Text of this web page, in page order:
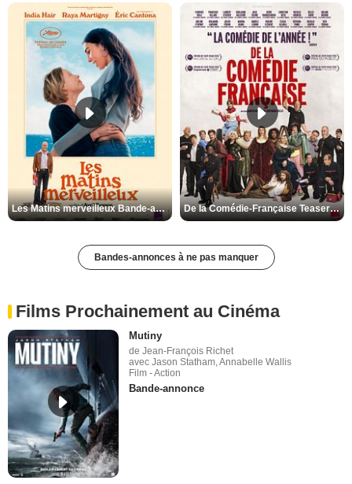
Les Matins merveilleux Bande-annonce VF De la Comédie-Française Teaser VF
Bandes-annonces à ne pas manquer
Films Prochainement au Cinéma
Mutiny
de Jean-François Richet
avec Jason Statham, Annabelle Wallis
Film - Action
Bande-annonce